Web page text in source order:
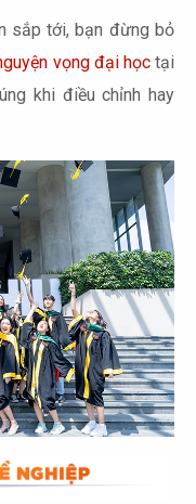
sắp tới, bạn đừng bỏ
vọng đại họctại
khi điều chỉnh hay